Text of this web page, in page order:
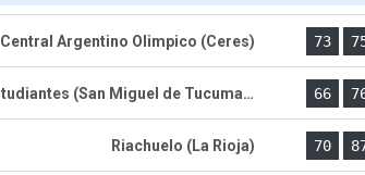
Central Argentino Olimpico (Ceres) 73
Estudiantes (San Miguel de Tucuman) 66
Riachuelo (La Rioja) 70